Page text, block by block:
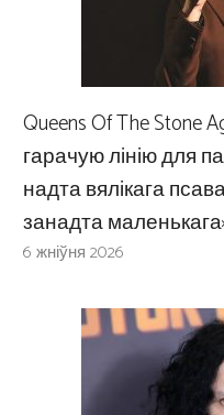
Queens Of The
гарачую лінію для
надта вялікага
занадта
6 жніўня 2026